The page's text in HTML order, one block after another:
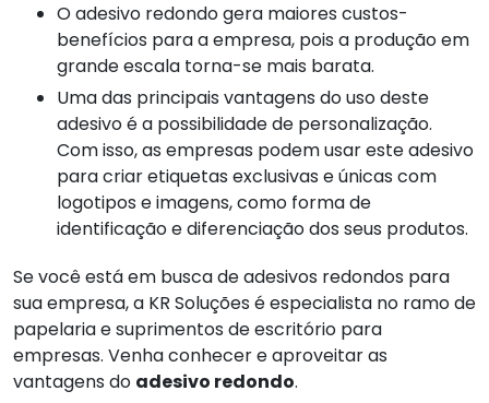
O adesivo redondo gera maiores custos-
benefícios para a empresa, pois a produção em
grande escala torna-se mais barata.
Uma das principais vantagens do uso deste
adesivo é a possibilidade de personalização.
Com isso, as empresas podem usar este adesivo
para criar etiquetas exclusivas e únicas com
logotipos e imagens, como forma de
identificação e diferenciação dos seus produtos.
Se você está em busca de adesivos redondos para
sua empresa, a KR Soluções é especialista no ramo de
papelaria e suprimentos de escritório para
empresas. Venha conhecer e aproveitar as
vantagens do adesivo redondo.